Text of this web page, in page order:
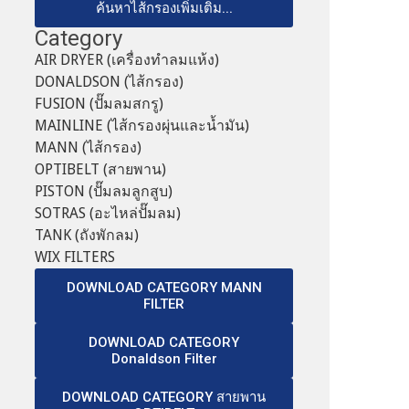
ค้นหาไส้กรองเพิ่มเติม...
Category
AIR DRYER (เครื่องทำลมแห้ง)
DONALDSON (ไส้กรอง)
FUSION (ปั๊มลมสกรู)
MAINLINE (ไส้กรองผุ่นและน้ำมัน)
MANN (ไส้กรอง)
OPTIBELT (สายพาน)
PISTON (ปั๊มลมลูกสูบ)
SOTRAS (อะไหล่ปั๊มลม)
TANK (ถังพักลม)
WIX FILTERS
DOWNLOAD CATEGORY MANN
FILTER
DOWNLOAD CATEGORY
Donaldson Filter
DOWNLOAD CATEGORY สายพาน